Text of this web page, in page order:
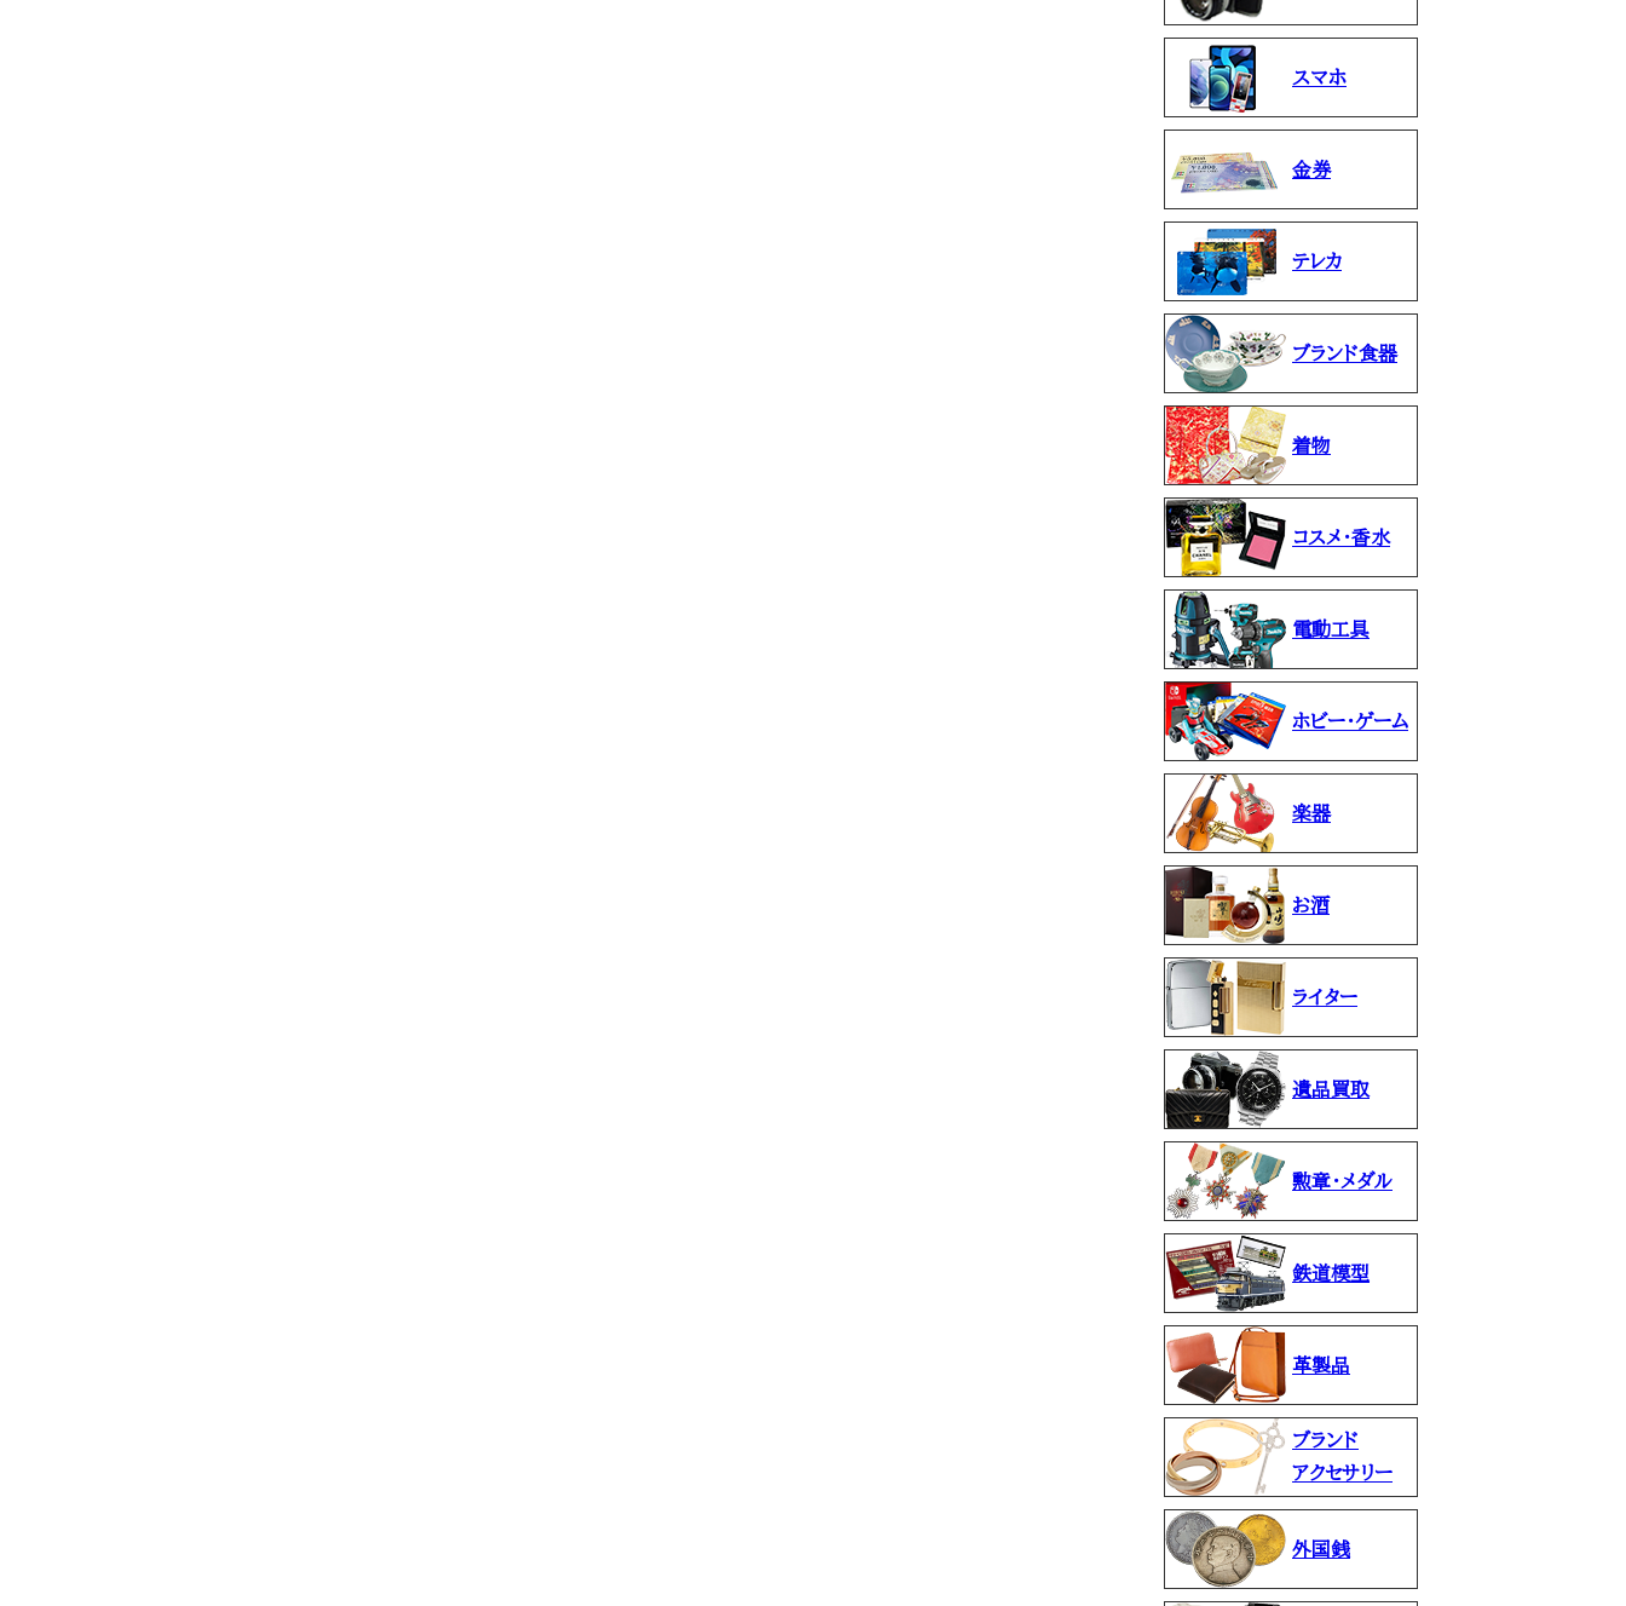
スマホ
金券
テレカ
ブランド食器
着物
コスメ・香水
電動工具
ホビー・ゲーム
楽器
お酒
ライター
遺品買取
勲章・メダル
鉄道模型
革製品
ブランド
アクセサリー
外国銭